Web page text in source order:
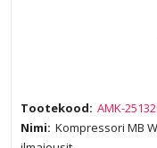
Tootekood: AMK-
Nimi: Kompressori MB